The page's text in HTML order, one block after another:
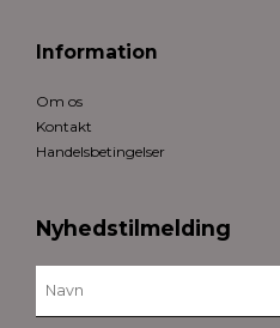
Information
Om os
Kontakt
Handelsbetingelser
Nyhedstilmelding